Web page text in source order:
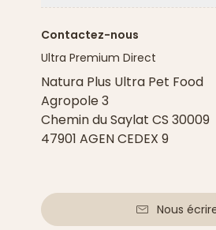
Contactez-nous
Ultra Premium Direct
Natura Plus Ultra Pet Food
Agropole 3
Chemin du Saylat CS 30009
47901 AGEN CEDEX 9
Nous